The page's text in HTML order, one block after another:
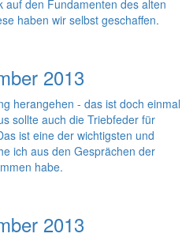
auf den Fundamenten des alten
haben wir selbst geschaffen.
2013
herangehen - das ist doch einmal
sollte auch die Triebfeder für
ist eine der wichtigsten und
ich aus den Gesprächen der
habe.
2013